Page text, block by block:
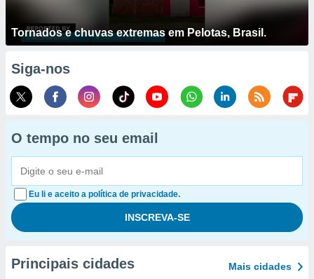
Tornados e chuvas extremas em Pelotas, Brasil.
Siga-nos
O tempo no seu email
Eu li e aceito a política de privacidade.
Principais cidades Mais cidades